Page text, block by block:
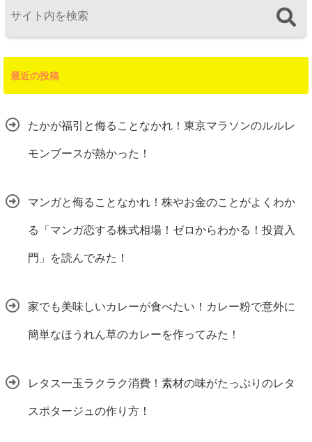
最近の投稿
たかが福引と侮ることなかれ！東京マラソンのルルレ
モンブースが熱かった！
マンガと侮ることなかれ！株やお金のことがよくわか
る「マンガ恋する株式相場！ゼロからわかる！投資入
門」を読んでみた！
家でも美味しいカレーが食べたい！カレー粉で意外に
簡単なほうれん草のカレーを作ってみた！
レタス一玉ラクラク消費！素材の味がたっぷりのレタ
スポタージュの作り方！